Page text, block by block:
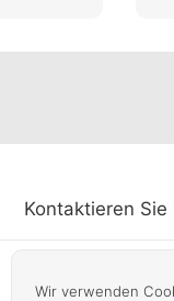
Wir verwenden
Kontaktieren Sie